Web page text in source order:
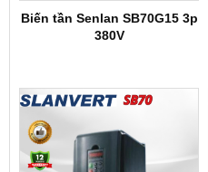
Biến tần Senlan SB70G15 3p
380V